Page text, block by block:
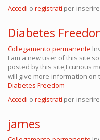
Accedi o registrati per
Diabetes
Collegamento permanente
I am a new user of this site
posted by this site,I curious
will give more information on
Diabetes Freedom
Accedi o registrati per
james